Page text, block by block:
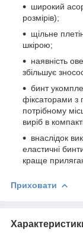
широкий
розмірів);
щільне
шкірою;
наявність
збільшує
бинт
фіксаторами з
потрібному
виріб в
внаслідок
еластичні
краще
Приховати